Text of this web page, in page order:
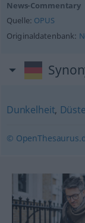
News-Commentary
Quelle: OPUS
Originaldatenbank:
Dunkelheit,
©